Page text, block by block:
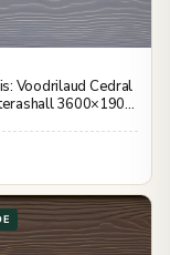
Voodrilaud Cedral
3600×190